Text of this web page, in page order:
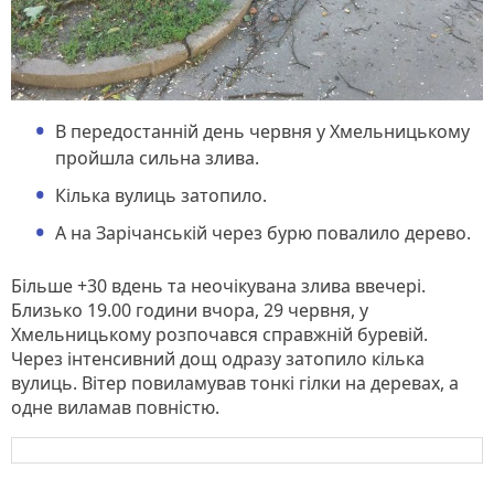
В передостанній день червня у Хмельницькому
пройшла сильна злива.
Кілька вулиць затопило.
А на Зарічанській через бурю повалило дерево.
Більше +30 вдень та неочікувана злива ввечері.
Близько 19.00 години вчора, 29 червня, у
Хмельницькому розпочався справжній буревій.
Через інтенсивний дощ одразу затопило кілька
вулиць. Вітер повиламував тонкі гілки на деревах, а
одне виламав повністю.